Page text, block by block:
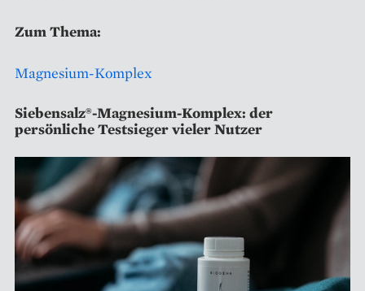
Zum Thema:
Magnesium-Komplex
Siebensalz®-Magnesium-Komplex: der
persönliche Testsieger vieler Nutzer